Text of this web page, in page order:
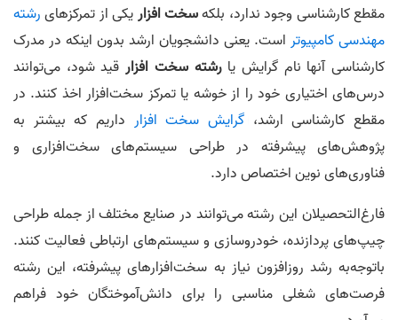
مقطع کارشناسی وجود ندارد، بلکهسخت افزاریکی از تمرکز‌هایرشته
مهندسی کامپیوتر است. یعنی دانشجویان ارشد بدون اینکه در مدرک
کارشناسی آنها نام گرایش یارشته سخت افزارقید شود، می‌توانند
درس‌های اختیاری خود را از خوشه یا تمرکز سخت‌افزار اخذ کنند. در
مقطع کارشناسی ارشد، گرایش سخت افزار داریم که بیشتر به
پژوهش‌های پیشرفته در طراحی سیستم‌های سخت‌افزاری و
فناوری‌های نوین اختصاص دارد.
فارغ‌التحصیلان این رشته می‌توانند در صنایع مختلف از جمله طراحی
چیپ‌های پردازنده، خودروسازی و سیستم‌های ارتباطی فعالیت کنند.
باتوجه‌به رشد روزافزون نیاز به سخت‌افزارهای پیشرفته، این رشته
فرصت‌های شغلی مناسبی را برای دانش‌آموختگان خود فراهم